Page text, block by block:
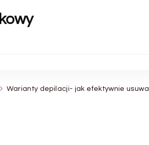
Warianty depilacji- jak efektywnie